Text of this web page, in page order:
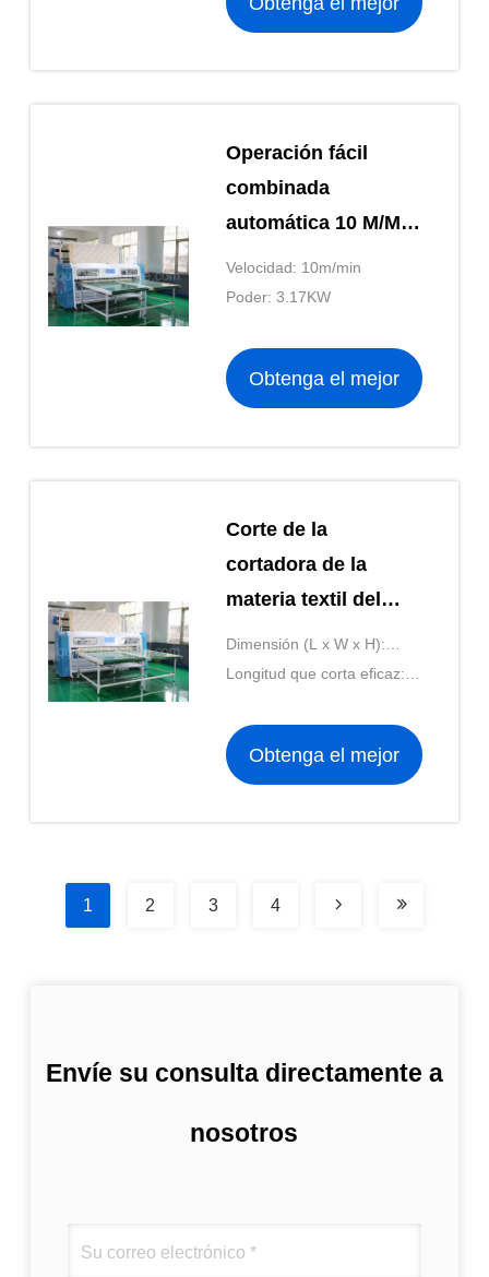
Operación fácil
combinada
automática 10 M/Min
de la cortadora de la
cubierta de colchón
Velocidad: 10m/min
Poder: 3.17KW
Obtenga el mejor
Corte de la
cortadora de la
materia textil del
CNC de la industria
de la tapicería los
Automated Fabric
Dimensión (L x W x H):
3500*3500*1380 milímetro
Longitud que corta eficaz:
ilimitados
Obtenga el mejor
1 2 3 4
Envíe su consulta directamente a
nosotros